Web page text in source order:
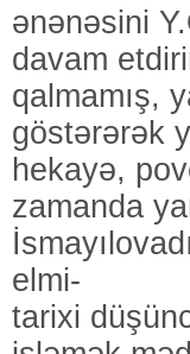
ənənəsini
davam
qalmamış,
göstərərək
hekayə,
zamanda
elmi-
tarixi